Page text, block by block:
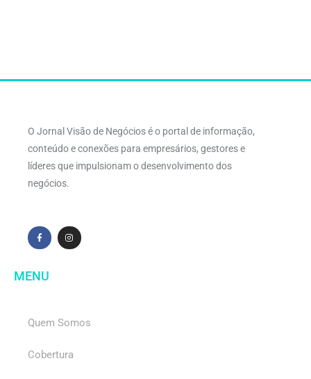
O Jornal Visão de Negócios é o portal de informação,
conteúdo e conexões para empresários, gestores e
líderes que impulsionam o desenvolvimento dos
negócios.
MENU
Quem Somos
Cobertura